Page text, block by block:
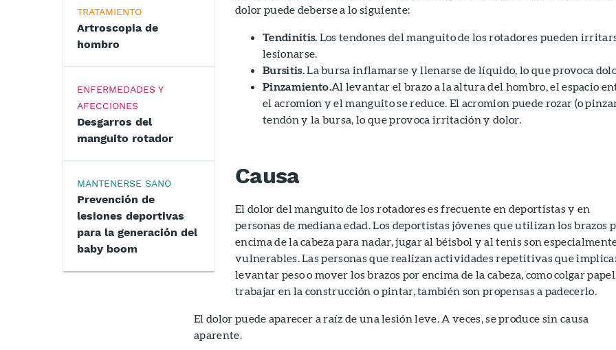
TRATAMIENTO
Artroscopia de
hombro
ENFERMEDADES Y
AFECCIONES
Desgarros del
manguito rotador
MANTENERSE SANO
Prevención de
lesiones deportivas
para la generación del
baby boom
dolor puede deberse a lo siguiente:
Tendinitis. Los tendones del manguito de los rotadores pueden
lesionarse.
Bursitis.La bursa inflamarse y llenarse de líquido, lo que provoca
Pinzamiento.Al levantar el brazo a la altura del hombro, el espacio
el acromion y el manguito se reduce. El acromion puede rozar (o
tendón y la bursa, lo que provoca irritación y dolor.
Causa
El dolor del manguito de los rotadores es frecuente en deportistas y en
personas de mediana edad. Los deportistas jóvenes que utilizan los brazos
encima de la cabeza para nadar, jugar al béisbol y al tenis son
vulnerables. Las personas que realizan actividades repetitivas que
levantar peso o mover los brazos por encima de la cabeza, como colgar
trabajar en la construcción o pintar, también son propensas a padecerlo.
El dolor puede aparecer a raíz de una lesión leve. A veces, se produce sin causa
aparente.